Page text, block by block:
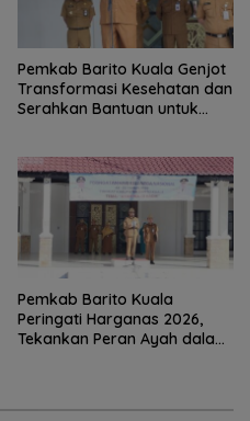
Pemkab Barito Kuala Genjot
Transformasi Kesehatan dan
Serahkan Bantuan untuk
Pemkab Barito Kuala
Peringati Harganas 2026,
Tekankan Peran Ayah dalam